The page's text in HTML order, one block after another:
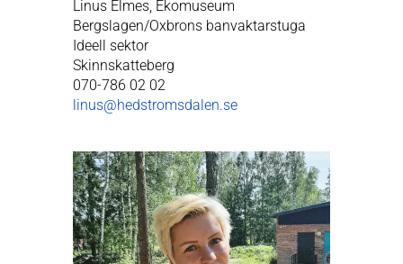
Linus Elmes, Ekomuseum
Bergslagen/Oxbrons banvaktarstuga
Ideell sektor
Skinnskatteberg
070-786 02 02
linus@hedstromsdalen.se